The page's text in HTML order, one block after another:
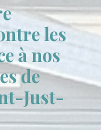
les
à nos
de
Just-